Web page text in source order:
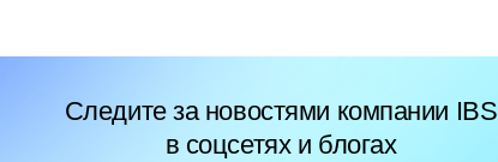
Следите за новостями компании IBS
в соцсетях и блогах